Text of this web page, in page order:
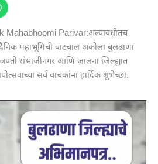
Mahabhoomi Parivar:अल्पावधीतच
महाभूमिची वाटचाल अकोला बुलढाणा
संभाजीनगर आणि जालना जिल्ह्यात
सर्व वाचकांना हार्दिक शुभेच्छा.